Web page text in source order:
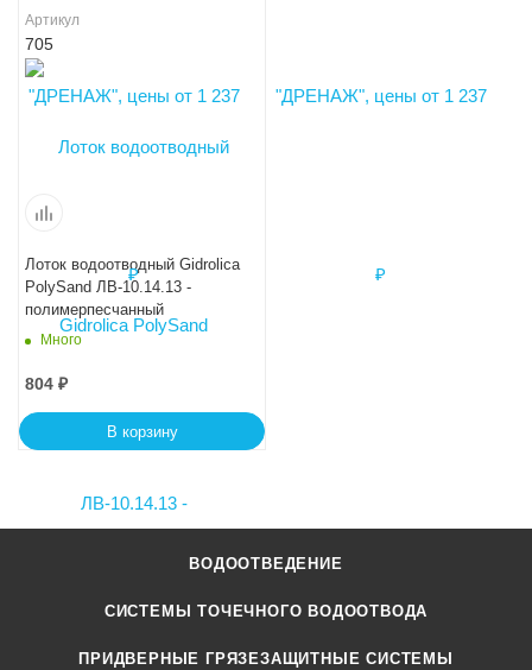
Артикул
705
Лоток водоотводный Gidrolica
PolySand ЛВ-10.14.13 -
полимерпесчанный
Много
804 ₽
В корзину
ВОДООТВЕДЕНИЕ
СИСТЕМЫ ТОЧЕЧНОГО ВОДООТВОДА
ПРИДВЕРНЫЕ ГРЯЗЕЗАЩИТНЫЕ СИСТЕМЫ